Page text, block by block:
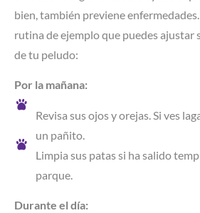
bien, también previene
rutina de ejemplo que puedes ajustar
de tu peludo:
Por la mañana:
Revisa sus ojos y orejas. Si ves
un pañito.
Limpia sus patas si ha salido
parque.
Durante el día: